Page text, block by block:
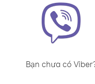
Bạn chưa có